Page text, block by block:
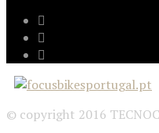
© copyright 2016